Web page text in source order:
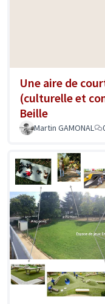
Une aire de
(culturelle et
Beille
Martin GAMONAL